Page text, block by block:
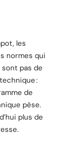
les
normes qui
sont pas de
:
de
pèse.
plus de